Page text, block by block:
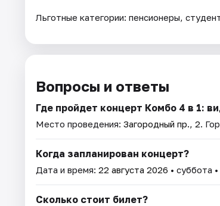
Льготные категории: пенсионеры,
Вопросы и ответы
Где пройдет концерт Комбо 4 в 1:
Место проведения: Загородный пр., 2.
Когда запланирован концерт?
Дата и время: 22 августа 2026 • суббота
Сколько стоит билет?